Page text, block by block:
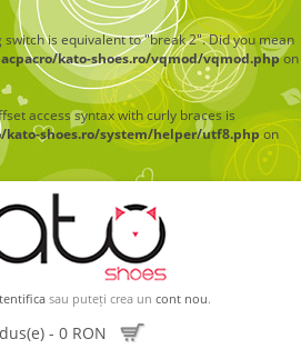
is equivalent to "break 2". Did you mean
kato-shoes.ro/vqmod/vqmod.phpon
access syntax with curly braces is
kato-shoes.ro/system/helper/utf8.phpon
sau puteți crea un cont nou.
- 0 RON